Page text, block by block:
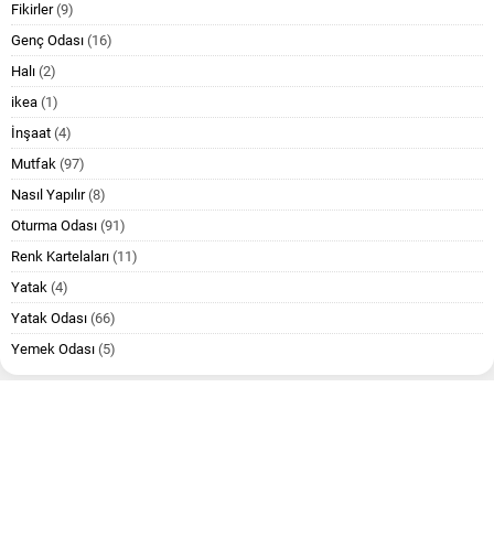
Fikirler(9)
Genç Odası (16)
Halı (2)
ikea (1)
İnşaat (4)
Mutfak (97)
Nasıl Yapılır(8)
Oturma Odası (91)
Renk Kartelaları (11)
Yatak (4)
Yatak Odası (66)
Yemek Odası (5)